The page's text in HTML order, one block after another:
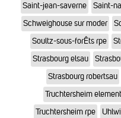
Saint-jean-saverne
Saint-
Schweighouse sur moder
Soultz-sous-forÊts rpe
Strasbourg elsau
Strasbourg robertsau
Truchtersheim
Truchtersheim rpe